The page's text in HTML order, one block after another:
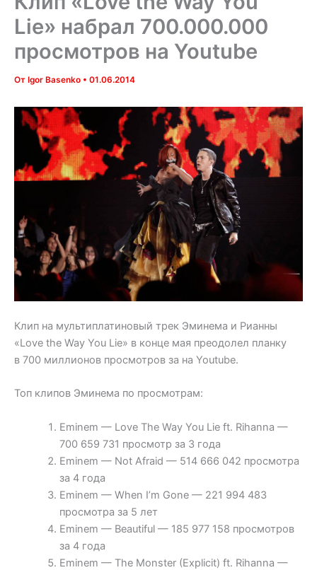
Lie» набрал 700.000.000
просмотров на Youtube
От Igor Basenko • 01.06.2014
Клип на мультиплатиновый трек Эминема и Рианны
«Love the Way You Lie» в конце мая преодолел планку
в 700 миллионов просмотров за на Youtube.
Топ клипов Эминема по просмотрам:
Eminem — Love The Way You Lie ft. Rihanna —
700 659 731 просмотр за 3 года
Eminem — Not Afraid — 514 666 042 просмотра
за 4 года
Eminem — When I’m Gone — 221 994 483
просмотра за 5 лет
Eminem — Beautiful — 185 977 158 просмотров
за 4 года
Eminem — The Monster (Explicit) ft. Rihanna —